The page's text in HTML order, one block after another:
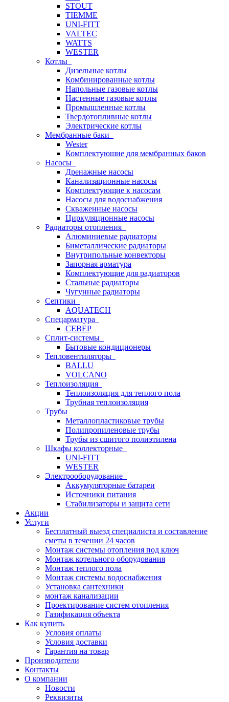
STOUT
TIEMME
UNI-FITT
VALTEC
WATTS
WESTER
Котлы
Дизельные котлы
Комбинированные котлы
Напольные газовые котлы
Настенные газовые котлы
Промышленные котлы
Твердотопливные котлы
Электрические котлы
Мембранные баки
Wester
Комплектуюшие для мембранных баков
Насосы
Дренажные насосы
Канализационные насосы
Комплектующие к насосам
Насосы для водоснабжения
Скваженные насосы
Циркуляционные насосы
Радиаторы отопления
Алюминиевые радиаторы
Биметаллические радиаторы
Внутрипольные конвекторы
Запорная арматура
Комплектующие для радиаторов
Стальные радиаторы
Чугунные радиаторы
Септики
AQUATECH
Спецарматура
СЕВЕР
Сплит-системы
Бытовые кондиционеры
Тепловентиляторы
BALLU
VOLCANO
Теплоизоляция
Теплоизоляция для теплого пола
Трубная теплоизоляция
Трубы
Металлопластиковые трубы
Полипропиленовые трубы
Трубы из сшитого полиэтилена
Шкафы коллекторные
UNI-FITT
WESTER
Электрооборудование
Аккумуляторные батареи
Источники питания
Стабилизаторы и защита сети
Акции
Услуги
Бесплатный выезд специалиста и составление
сметы в течении 24 часов
Монтаж системы отопления под ключ
Монтаж котельного оборудования
Монтаж теплого пола
Монтаж системы водоснабжения
Установка сантехники
монтаж канализации
Проектирование систем отопления
Газификация объекта
Как купить
Условия оплаты
Условия доставки
Гарантия на товар
Производители
Контакты
О компании
Новости
Реквизиты